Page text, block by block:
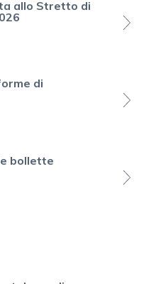
allo Stretto di
di
bollette